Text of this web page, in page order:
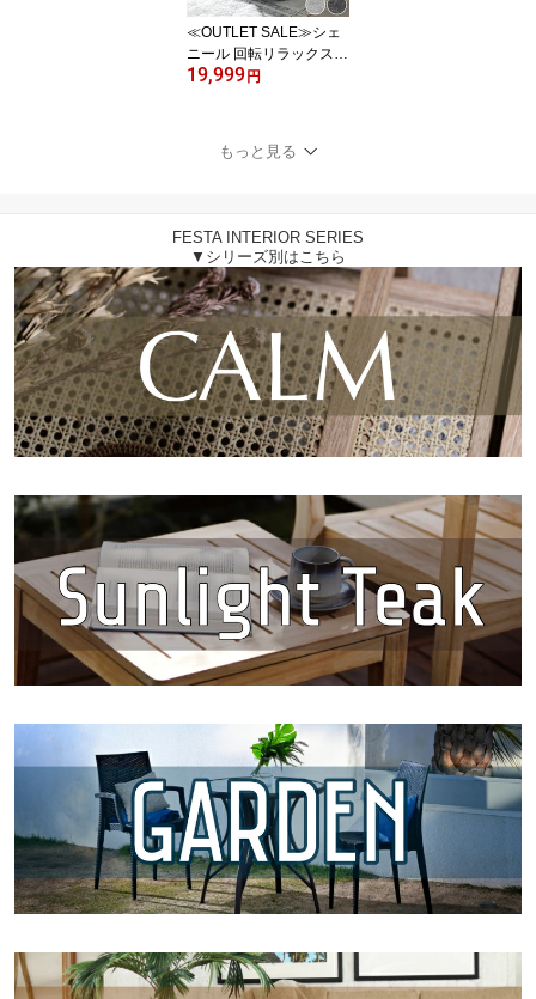
≪OUTLET SALE≫シェ
ニール 回転リラックスチ
ェア チェア ソファ パー
感 サロン風チェア ひと
り暮らし 可愛い おしゃ
国カフェ EWD101
19,999 円
もっと見る
FESTA INTERIOR SERIES
▼シリーズ別はこちら